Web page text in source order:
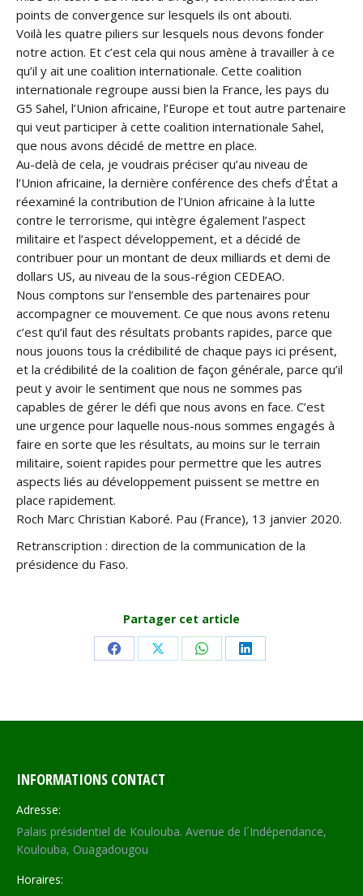
points de convergence sur lesquels ils ont abouti.
Voilà les quatre piliers sur lesquels nous devons fonder
notre action. Et c’est cela qui nous amène à travailler à ce
qu’il y ait une coalition internationale. Cette coalition
internationale regroupe aussi bien la France, les pays du
G5 Sahel, l’Union africaine, l’Europe et tout autre partenaire
qui veut participer à cette coalition internationale Sahel,
que nous avons décidé de mettre en place.
Au-delà de cela, je voudrais préciser qu’au niveau de
l’Union africaine, la dernière conférence des chefs d’État a
réexaminé la contribution de l’Union africaine à la lutte
contre le terrorisme, qui intègre également l’aspect
militaire et l’aspect développement, et a décidé de
contribuer pour un montant de deux milliards et demi de
dollars US, au niveau de la sous-région CEDEAO.
Nous comptons sur l’ensemble des partenaires pour
accompagner ce mouvement. Ce que nous avons retenu
c’est qu’il faut des résultats probants rapides, parce que
nous jouons tous la crédibilité de chaque pays ici présent,
et la crédibilité de la coalition de façon générale, parce qu’il
peut y avoir le sentiment que nous ne sommes pas
capables de gérer le défi que nous avons en face. C’est
une urgence pour laquelle nous-nous sommes engagés à
faire en sorte que les résultats, au moins sur le terrain
militaire, soient rapides pour permettre que les autres
aspects liés au développement puissent se mettre en
place rapidement.
Roch Marc Christian Kaboré. Pau (France), 13 janvier 2020.
Retranscription : direction de la communication de la
présidence du Faso.
Partager cet article
Share Share Share Share
INFORMATIONS CONTACT
Adresse:
Palais présidentiel de Koulouba. Avenue de l´Indépendance,
Koulouba, Ouagadougou
Horaires: